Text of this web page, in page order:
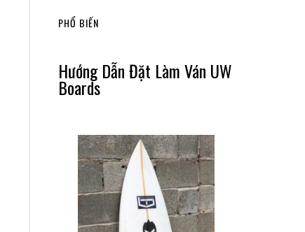
PHỔ BIẾN
Hướng Dẫn Đặt Làm Ván UW
Boards